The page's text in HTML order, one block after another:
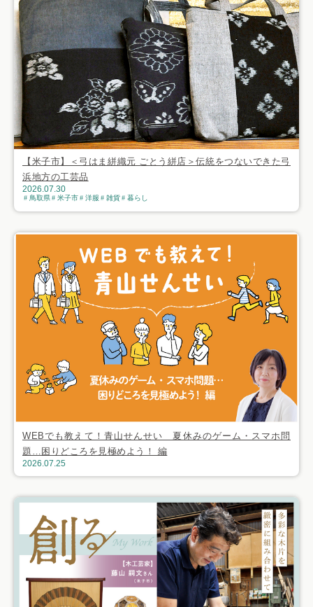
【米子市】＜弓はま絣織元 ごとう絣店＞伝統をつないできた弓
浜地方の工芸品
2026.07.30
鳥取県 米子市 洋服 雑貨 暮らし
WEBでも教えて！青山せんせい 夏休みのゲーム・スマホ問
題…困りどころを見極めよう！ 編
2026.07.25